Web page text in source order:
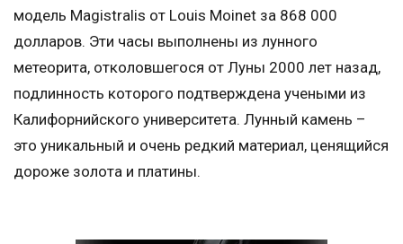
модель Magistralis от Louis Moinet за 868 000
долларов. Эти часы выполнены из лунного
метеорита, отколовшегося от Луны 2000 лет назад,
подлинность которого подтверждена учеными из
Калифорнийского университета. Лунный камень –
это уникальный и очень редкий материал, ценящийся
дороже золота и платины.